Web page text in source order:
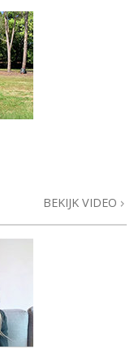
BEKIJK VIDEO